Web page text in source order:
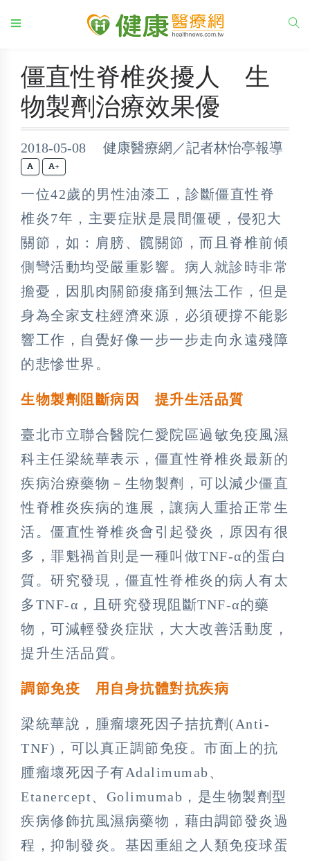
僵直性脊椎炎擾人 生
物製劑治療效果優
2018-05-08 健康醫療網／記者林怡亭報導
+
一位42歲的男性油漆工，診斷僵直性脊
椎炎7年，主要症狀是晨間僵硬，侵犯大
關節，如：肩膀、髖關節，而且脊椎前傾
側彎活動均受嚴重影響。病人就診時非常
擔憂，因肌肉關節痠痛到無法工作，但是
身為全家支柱經濟來源，必須硬撐不能影
響工作，自覺好像一步一步走向永遠殘障
的悲慘世界。
生物製劑阻斷病因 提升生活品質
臺北市立聯合醫院仁愛院區過敏免疫風濕
科主任梁統華表示，僵直性脊椎炎最新的
疾病治療藥物－生物製劑，可以減少僵直
性脊椎炎疾病的進展，讓病人重拾正常生
活。僵直性脊椎炎會引起發炎，原因有很
多，罪魁禍首則是一種叫做TNF-α的蛋白
質。研究發現，僵直性脊椎炎的病人有太
多TNF-α，且研究發現阻斷TNF-α的藥
物，可減輕發炎症狀，大大改善活動度，
提升生活品質。
調節免疫 用自身抗體對抗疾病
梁統華說，腫瘤壞死因子拮抗劑(Anti-
TNF)，可以真正調節免疫。市面上的抗
腫瘤壞死因子有Adalimumab、
Etanercept、Golimumab，是生物製劑型
疾病修飾抗風濕病藥物，藉由調節發炎過
程，抑制發炎。基因重組之人類免疫球蛋